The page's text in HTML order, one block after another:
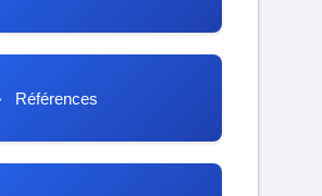
Références